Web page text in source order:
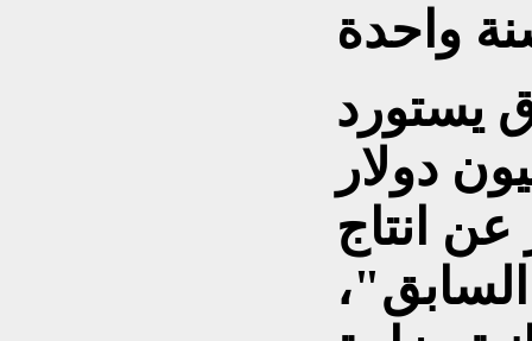
يستورد
قيمته 90 مليون دولار
انتاج